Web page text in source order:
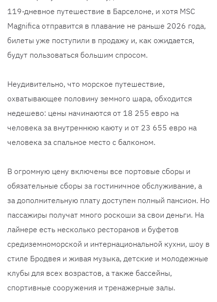
119-дневное путешествие в Барселоне, и хотя MSC
Magnifica отправится в плавание не раньше 2026 года,
билеты уже поступили в продажу и, как ожидается,
будут пользоваться большим спросом.
Неудивительно, что морское путешествие,
охватывающее половину земного шара, обходится
недешево: цены начинаются от 18 255 евро на
человека за внутреннюю каюту и от 23 655 евро на
человека за спальное место с балконом.
В огромную цену включены все портовые сборы и
обязательные сборы за гостиничное обслуживание, а
за дополнительную плату доступен полный пансион. Но
пассажиры получат много роскоши за свои деньги. На
лайнере есть несколько ресторанов и буфетов
средиземноморской и интернациональной кухни, шоу в
стиле Бродвея и живая музыка, детские и молодежные
клубы для всех возрастов, а также бассейны,
спортивные сооружения и тренажерные залы.